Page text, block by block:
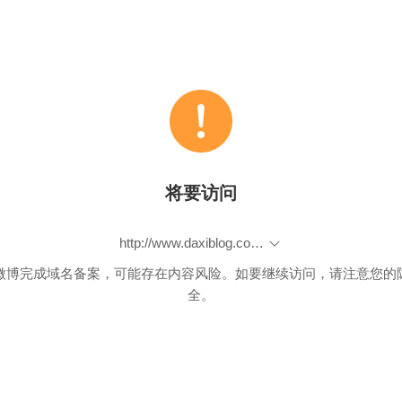
将要访问
http://www.daxiblog.com/2016/05/31/%E5%9C%A8%E6%88%91%E7%9A%84%E6%96%87%E6%9C%AC%E7%BC%96%E8%BE%91%E5%99%A8%E4%B8%AD%E4%BD%BF%E7%94%A8source-code-pro%E5%AD%97%E4%BD%93sublime%E3%80%81notepad/
博完成域名备案，可能存在内容风险。如要继续访问，请注意您的
全。